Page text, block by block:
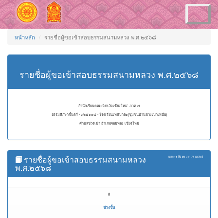
Toggle
navigation
หน้าหลัก รายชื่อผู้ขอเข้าสอบธรรมสนามหลวง พ.ศ.๒๕๖๘
รายชื่อผู้ขอเข้าสอบธรรมสนามหลวง พ.ศ.๒๕๖๘
สำนักเรียนคณะจังหวัดเชียงใหม่ ภาค ๗
ธรรมศึกษาชั้นตรี - ๓๒๕๑๑๘ - โรงเรียนเทศบาล๑(ชุมชนบ้านข่วงเปาเหนือ)
ตำบลข่วงเปา อำเภอจอมทอง เชียงใหม่
แสดง 1 ถึง 50 จาก 74 ผลลัพธ์
รายชื่อผู้ขอเข้าสอบธรรมสนามหลวง
พ.ศ.๒๕๖๘
#
ช่วงชั้น